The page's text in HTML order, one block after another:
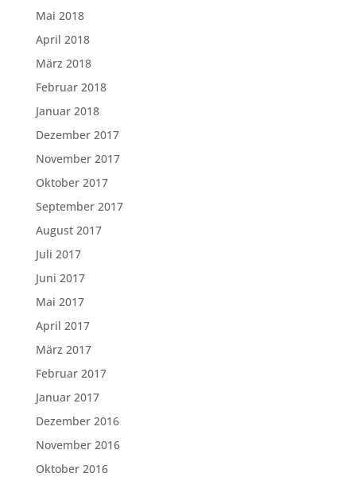
Mai 2018
April 2018
März 2018
Februar 2018
Januar 2018
Dezember 2017
November 2017
Oktober 2017
September 2017
August 2017
Juli 2017
Juni 2017
Mai 2017
April 2017
März 2017
Februar 2017
Januar 2017
Dezember 2016
November 2016
Oktober 2016